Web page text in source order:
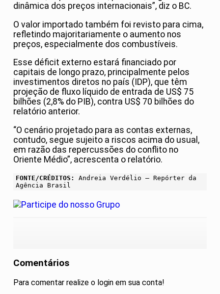
dinâmica dos preços internacionais”, diz o BC.
O valor importado também foi revisto para cima,
refletindo majoritariamente o aumento nos
preços, especialmente dos combustíveis.
Esse déficit externo estará financiado por
capitais de longo prazo, principalmente pelos
investimentos diretos no país (IDP), que têm
projeção de fluxo líquido de entrada de US$ 75
bilhões (2,8% do PIB), contra US$ 70 bilhões do
relatório anterior.
“O cenário projetado para as contas externas,
contudo, segue sujeito a riscos acima do usual,
em razão das repercussões do conflito no
Oriente Médio”, acrescenta o relatório.
FONTE/CRÉDITOS:
Andreia Verdélio – Repórter da
Agência Brasil
Comentários
Para comentar realize o login em sua conta!